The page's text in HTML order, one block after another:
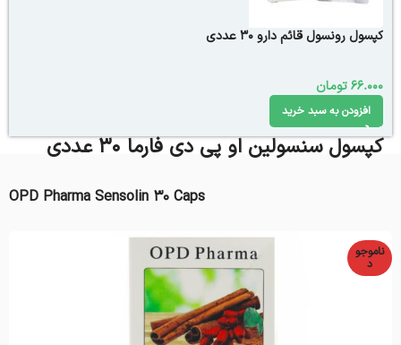
کپسول رونسول قائم دارو 30 عددی
66.000تومان
افزودن به سبد خرید
کپسول سنسولین او پی دی فارما 30 عددی
OPD Pharma Sensolin 30 Caps
ناموجو
د